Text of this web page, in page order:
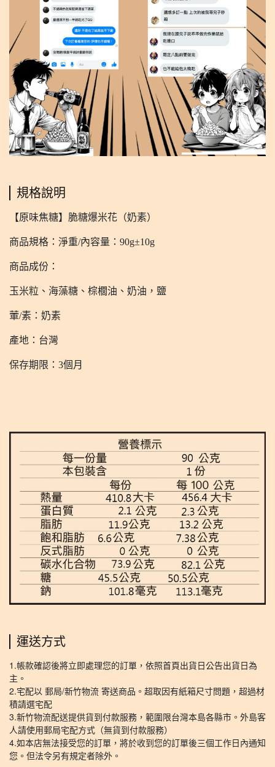
規格說明
【原味焦糖】脆糖爆米花（奶素）
商品規格：淨重/內容量：90g±10g
商品成份：
玉米粒、海藻糖、棕櫚油、奶油，鹽
葷/素：奶素
產地：台灣
保存期限：3個月
運送方式
1.帳款確認後將立即處理您的訂單，依照首頁出貨日公告出貨日為
主。
2.宅配以 郵局/新竹物流 寄送商品。超取因有紙箱尺寸問題，超過材
積請選宅配
3.新竹物流配送提供貨到付款服務，範圍限台灣本島各縣市。外島客
人請使用郵局宅配方式（無貨到付款服務）
4.如本店無法接受您的訂單，將於收到您的訂單後三個工作日內通知
您。但法令另有規定者除外。